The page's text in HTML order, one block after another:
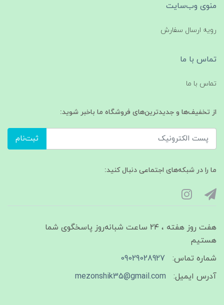
منوی وب‌سایت
رویه ارسال سفارش
تماس با ما
تماس با ما
از تخفیف‌ها و جدیدترین‌های فروشگاه ما باخبر شوید:
ثبت‌نام
ما را در شبکه‌های اجتماعی دنبال کنید:
هفت روز هفته ، ۲۴ ساعت شبانه‌روز پاسخگوی شما
هستیم
شماره تماس:
09029028927
آدرس ایمیل:
mezonshik35@gmail.com